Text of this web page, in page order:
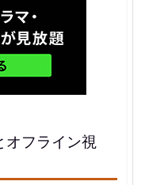
オフライン視